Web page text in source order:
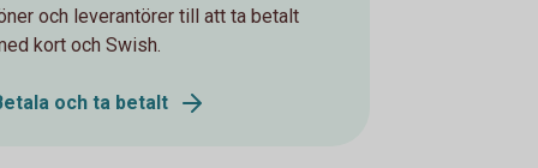
och leverantörer till att ta betalt
kort och Swish.
och ta betalt